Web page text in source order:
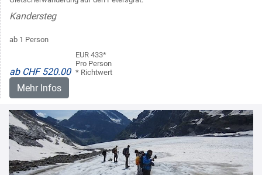
Kandersteg
ab 1 Person
ab CHF 520.00
EUR 433*
Pro Person
* Richtwert
Mehr Infos